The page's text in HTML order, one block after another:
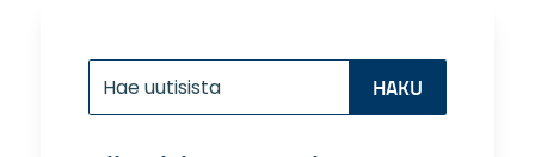
for...